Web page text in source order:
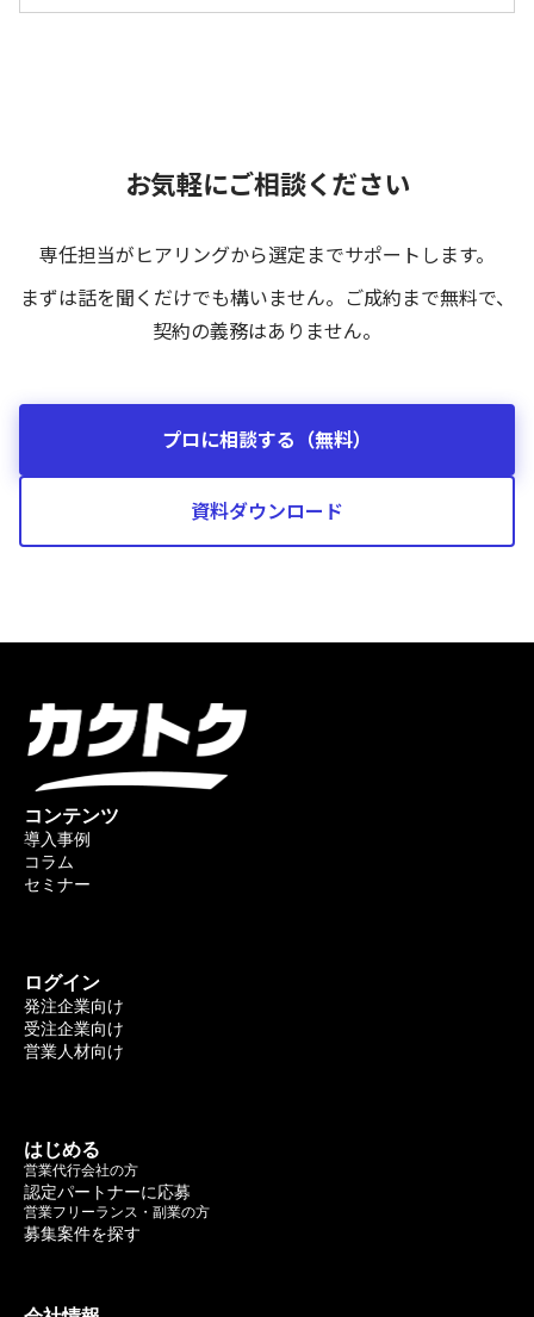
お気軽にご相談ください
専任担当がヒアリングから選定までサポートします。
まずは話を聞くだけでも構いません。ご成約まで無料で、
契約の義務はありません。
プロに相談する（無料）
資料ダウンロード
コンテンツ
導入事例
コラム
セミナー
ログイン
発注企業向け
受注企業向け
営業人材向け
はじめる
営業代行会社の方
認定パートナーに応募
営業フリーランス・副業の方
募集案件を探す